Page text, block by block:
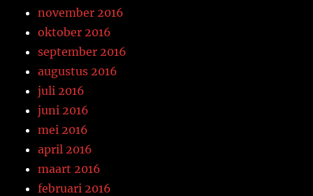
november 2016
oktober 2016
september 2016
augustus 2016
juli 2016
juni 2016
mei 2016
april 2016
maart 2016
februari 2016